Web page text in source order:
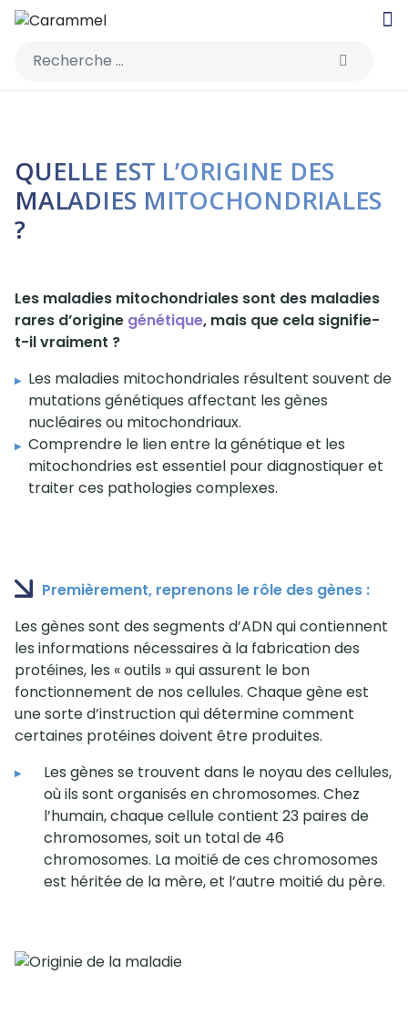
Rechercher
QUELLE EST L’ORIGINE DES
MALADIES MITOCHONDRIALES
?
Les maladies mitochondriales sont des maladies
rares d’origine génétique, mais que cela signifie-
t-il vraiment ?
Les maladies mitochondriales résultent souvent de
mutations génétiques affectant les gènes
nucléaires ou mitochondriaux.
Comprendre le lien entre la génétique et les
mitochondries est essentiel pour diagnostiquer et
traiter ces pathologies complexes.
Premièrement, reprenons le rôle des gènes :
Les gènes sont des segments d’ADN qui contiennent
les informations nécessaires à la fabrication des
protéines, les « outils » qui assurent le bon
fonctionnement de nos cellules. Chaque gène est
une sorte d’instruction qui détermine comment
certaines protéines doivent être produites.
Les gènes se trouvent dans le noyau des cellules,
où ils sont organisés en chromosomes. Chez
l’humain, chaque cellule contient 23 paires de
chromosomes, soit un total de 46
chromosomes. La moitié de ces chromosomes
est héritée de la mère, et l’autre moitié du père.